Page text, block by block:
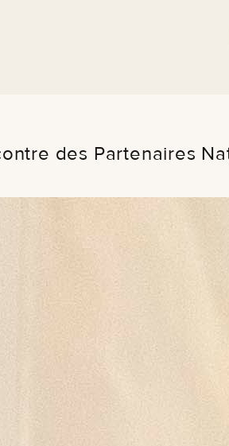
des Partenaires